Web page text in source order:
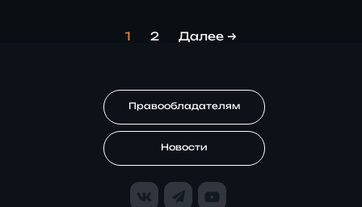
1 2 Далее →
Правообладателям
Новости